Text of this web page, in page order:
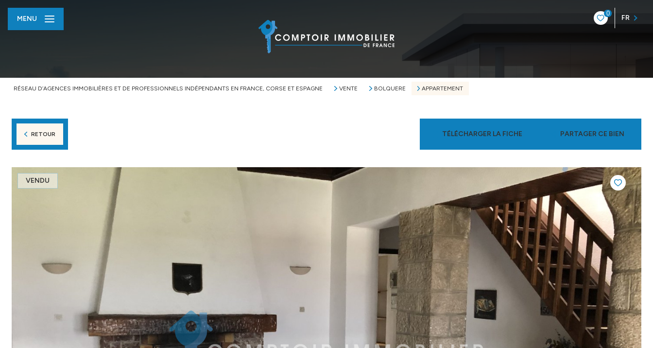
0
FR
MENU
RÉSEAU D’AGENCES IMMOBILIÈRES ET DE PROFESSIONNELS INDÉPENDANTS EN FRANCE, CORSE ET ESPAGNE VENTE BOLQUERE APPARTEMENT
RETOUR TÉLÉCHARGER LA FICHE PARTAGER CE BIEN
VENDU